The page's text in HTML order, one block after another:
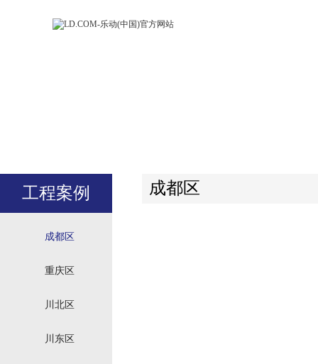
工程案例
成都区
重庆区
川北区
川东区
成都区